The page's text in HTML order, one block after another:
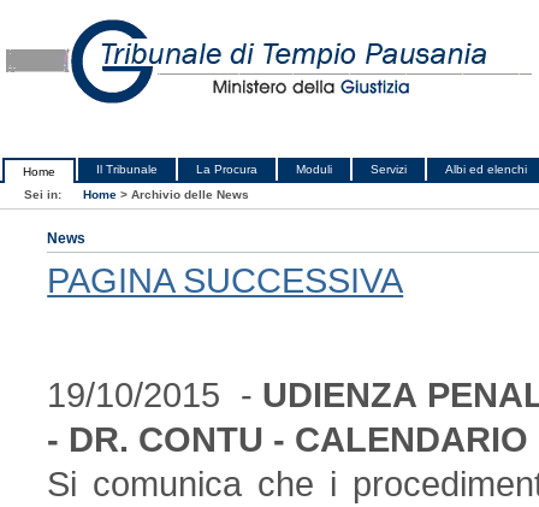
Home Il Tribunale La Procura Moduli Servizi
Albi ed elenchi
Sei in:
Home > Archivio delle News
News
PAGINA SUCCESSIVA
19/10/2015 - UDIENZA
- DR. CONTU - CALENDARIO
Si comunica che i